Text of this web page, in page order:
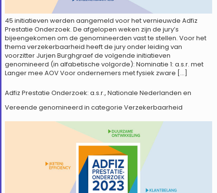
45 initiatieven werden aangemeld voor het vernieuwde Adfiz
Prestatie Onderzoek. De afgelopen weken zijn de jury’s
bijeengekomen om de genomineerden vast te stellen. Voor het
thema verzekerbaarheid heeft de jury onder leiding van
voorzitter Jurjen Burghgraef de volgende initiatieven
genomineerd (in alfabetische volgorde): Nominatie 1: a.s.r. met
Langer mee AOV Voor ondernemers met fysiek zware […]
Adfiz Prestatie Onderzoek: a.s.r., Nationale Nederlanden en
Vereende genomineerd in categorie Verzekerbaarheid